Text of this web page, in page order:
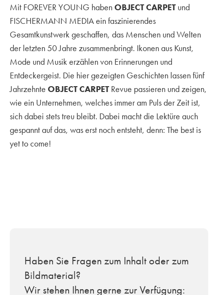
Mit FOREVER YOUNG habenOBJECT CARPETund
FISCHERMANN MEDIA ein faszinierendes
Gesamtkunstwerk geschaffen, das Menschen und Welten
der letzten 50 Jahre zusammenbringt. Ikonen aus Kunst,
Mode und Musik erzählen von Erinnerungen und
Entdeckergeist. Die hier gezeigten Geschichten lassen fünf
Jahrzehnte OBJECT CARPETRevue passieren und zeigen,
wie ein Unternehmen, welches immer am Puls der Zeit ist,
sich dabei stets treu bleibt. Dabei macht die Lektüre auch
gespannt auf das, was erst noch entsteht, denn: The best is
yet to come!
Haben Sie Fragen zum Inhalt oder zum
Bildmaterial?
Wir stehen Ihnen gerne zur Verfügung: